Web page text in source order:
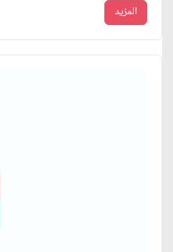
المزيد